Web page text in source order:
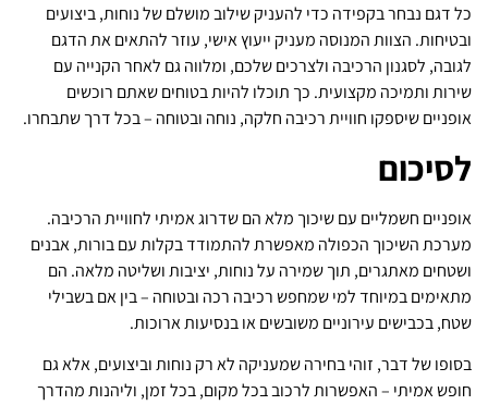
כל דגם נבחר בקפידה כדי להעניק שילוב מושלם של נוחות, ביצועים
ובטיחות. הצוות המנוסה מעניק ייעוץ אישי, עוזר להתאים את הדגם
לגובה, לסגנון הרכיבה ולצרכים שלכם, ומלווה גם לאחר הקנייה עם
שירות ותמיכה מקצועית. כך תוכלו להיות בטוחים שאתם רוכשים
אופניים שיספקו חוויית רכיבה חלקה, נוחה ובטוחה – בכל דרך שתבחרו.
לסיכום
אופניים חשמליים עם שיכוך מלא הם שדרוג אמיתי לחוויית הרכיבה.
מערכת השיכוך הכפולה מאפשרת להתמודד בקלות עם בורות, אבנים
ושטחים מאתגרים, תוך שמירה על נוחות, יציבות ושליטה מלאה. הם
מתאימים במיוחד למי שמחפש רכיבה רכה ובטוחה – בין אם בשבילי
שטח, בכבישים עירוניים משובשים או בנסיעות ארוכות.
בסופו של דבר, זוהי בחירה שמעניקה לא רק נוחות וביצועים, אלא גם
חופש אמיתי – האפשרות לרכוב בכל מקום, בכל זמן, וליהנות מהדרך